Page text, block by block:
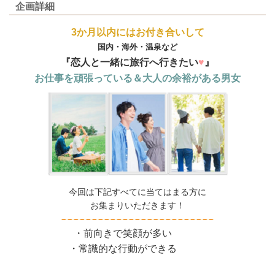
企画詳細
3か月以内にはお付き合いして
国内・海外・温泉など
『恋人と一緒に旅行へ行きたい♥ 』
お仕事を頑張っている＆大人の余裕がある男女
今回は下記すべてに当てはまる方に
お集まりいただきます！
・前向きで笑顔が多い
・常識的な行動ができる